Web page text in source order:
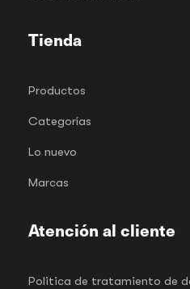
Tienda
Productos
Categorías
Lo nuevo
Marcas
Atención al cliente
Politica de tratamiento de